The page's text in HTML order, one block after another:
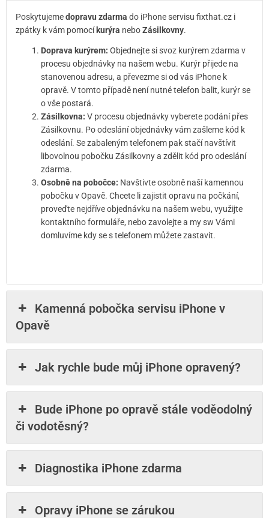
Poskytujemedopravu zdarma do iPhone servisu fixthat.cz i
zpátky k vám pomocí kurýra neboZásilkovny.
Doprava kurýrem: Objednejte si svoz kurýrem zdarma v
procesu objednávky na našem webu. Kurýr přijede na
stanovenou adresu, a převezme si od vás iPhone k
opravě. V tomto případě není nutné telefon balit, kurýr se
o vše postará.
Zásilkovna: V procesu objednávky vyberete podání přes
Zásilkovnu. Po odeslání objednávky vám zašleme kód k
odeslání. Se zabaleným telefonem pak stačí navštívit
libovolnou pobočku Zásilkovny a zdělit kód pro odeslání
zdarma.
Osobně na pobočce: Navštivte osobně naší kamennou
pobočku v Opavě. Chcete li zajistit opravu na počkání,
proveďte nejdříve objednávku na našem webu, využijte
kontaktního formuláře, nebo zavolejte a my sw Vámi
domluvíme kdy se s telefonem můžete zastavit.
Kamenná pobočka servisu iPhone v
Opavě
Jak rychle bude můj iPhone opravený?
Bude iPhone po opravě stále voděodolný
či vodotěsný?
Diagnostika iPhone zdarma
Opravy iPhone se zárukou